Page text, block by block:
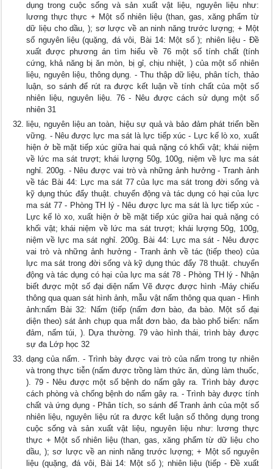
dụng trong cuộc sống và sản xuất vật liệu, nguyên liệu như:
lương thực thực + Một số nhiên liệu (than, gas, xăng phẩm từ
dữ liệu cho dầu, ); sơ lược về an ninh năng trước lượng; + Một
số nguyên liệu (quặng, đá vôi, Bài 14: Một số ); nhiên liệu - Đề
xuất được phương án tìm hiểu về 76 một số tính chất (tính
cứng, khả năng bị ăn mòn, bị gỉ, chịu nhiệt, ) của một số nhiên
liệu, nguyên liệu, thông dụng. - Thu thập dữ liệu, phân tích, thảo
luận, so sánh để rút ra được kết luận về tính chất của một số
nhiên liệu, nguyên liệu. 76 - Nêu được cách sử dụng một số
nhiên 31
liệu, nguyên liệu an toàn, hiệu sự quả và bảo đảm phát triển bền
vững. - Nêu được lực ma sát là lực tiếp xúc - Lực kế lò xo, xuất
hiện ở bề mặt tiếp xúc giữa hai quả nặng có khối vật; khái niệm
về lức ma sát trượt; khái lượng 50g, 100g, niệm về lực ma sát
nghỉ. 200g. - Nêu được vai trò và những ảnh hưởng - Tranh ảnh
về tác Bài 44: Lực ma sát 77 của lực ma sát trong đời sống và
kỹ dụng thúc đẩy thuật. chuyển động và tác dụng có hại của lực
ma sát 77 - Phòng TH lý - Nêu được lực ma sát là lực tiếp xúc -
Lực kế lò xo, xuất hiện ở bề mặt tiếp xúc giữa hai quả nặng có
khối vật; khái niệm về lức ma sát trượt; khái lượng 50g, 100g,
niệm về lực ma sát nghỉ. 200g. Bài 44: Lực ma sát - Nêu được
vai trò và những ảnh hưởng - Tranh ảnh về tác (tiếp theo) của
lực ma sát trong đời sống và kỹ dụng thúc đẩy 78 thuật. chuyển
động và tác dụng có hại của lực ma sát 78 - Phòng TH lý - Nhận
biết được một số đại diện nấm Vẽ được được hình -Máy chiếu
thông qua quan sát hình ảnh, mẫu vật nấm thông qua quan - Hình
ảnh:nấm Bài 32: Nấm (tiếp (nấm đơn bào, đa bào. Một số đại
diện theo) sát ảnh chụp qua mắt đơn bào, đa bào phổ biến: nấm
đảm, nấm túi, ). Dựa thường. 79 vào hình thái, trình bày được
sự đa Lớp học 32
dạng của nấm. - Trình bày được vai trò của nấm trong tự nhiên
và trong thực tiễn (nấm được trồng làm thức ăn, dùng làm thuốc,
). 79 - Nêu được một số bệnh do nấm gây ra. Trình bày được
cách phòng và chống bệnh do nấm gây ra. - Trình bày được tính
chất và ứng dụng - Phân tích, so sánh để Tranh ảnh của một số
nhiên liệu, nguyên liệu rút ra được kết luận số thông dụng trong
cuộc sống và sản xuất vật liệu, nguyên liệu như: lương thực
thực + Một số nhiên liệu (than, gas, xăng phẩm từ dữ liệu cho
dầu, ); sơ lược về an ninh năng trước lượng; + Một số nguyên
liệu (quặng, đá vôi, Bài 14: Một số ); nhiên liệu (tiếp - Đề xuất